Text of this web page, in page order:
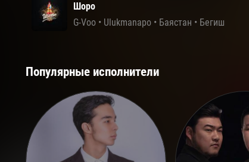
Шоро
G-Voo• Ulukmanapo• Баястан • Бегиш
Популярные исполнители